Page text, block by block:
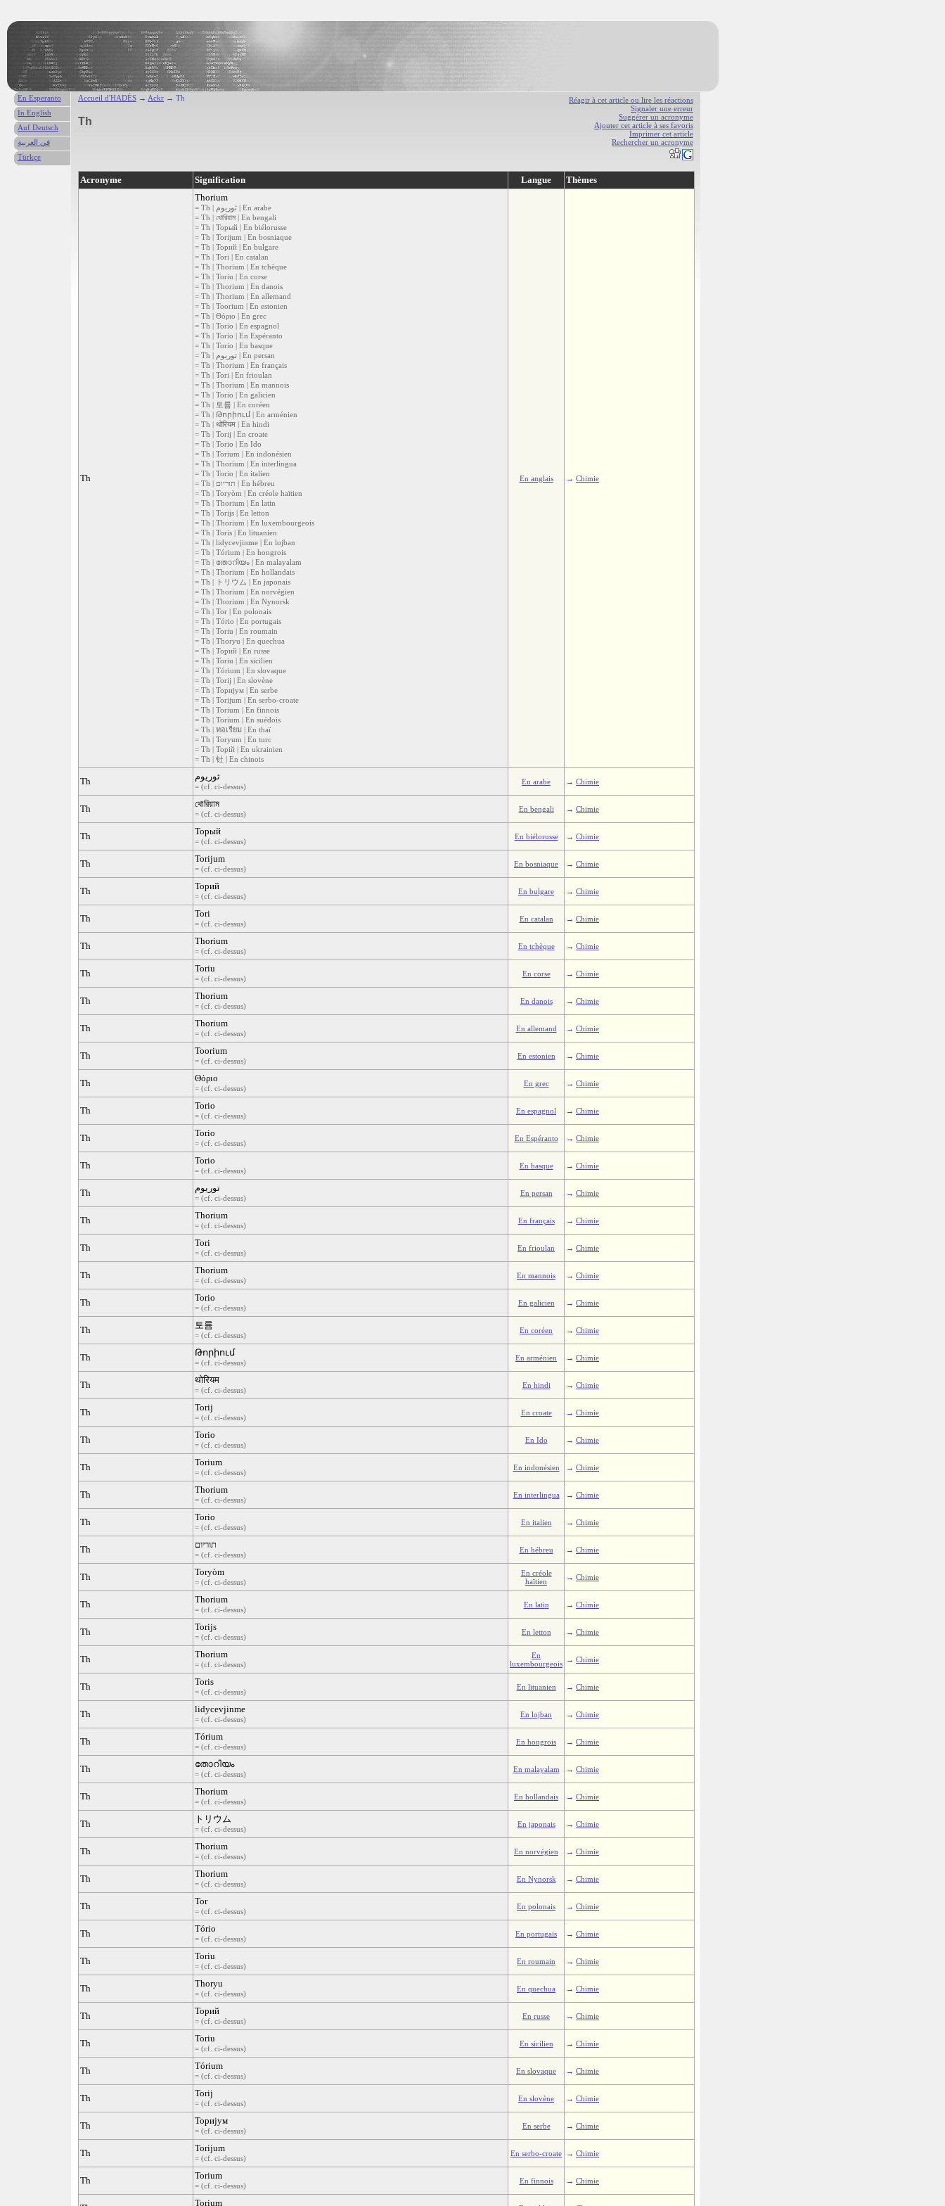
Réagir à cet article ou lire les réactions
Signaler une erreur
Suggérer un acronyme
Ajouter cet article à ses favoris
Imprimer cet article
Rechercher un acronyme
Accueil d'HADÈS → Ackr → Th
Th
Acronyme Signification Langue Thèmes
Th
Thorium
= Th | ثوريوم | En arabe
= Th | থোরিয়াম | En bengali
= Th | Торый | En biélorusse
= Th | Torijum | En bosniaque
= Th | Торий | En bulgare
= Th | Tori | En catalan
= Th | Thorium | En tchèque
= Th | Toriu | En corse
= Th | Thorium | En danois
= Th | Thorium | En allemand
= Th | Toorium | En estonien
= Th | Θόριο | En grec
= Th | Torio | En espagnol
= Th | Torio | En Espéranto
= Th | Torio | En basque
= Th | توریوم | En persan
= Th | Thorium | En français
= Th | Tori | En frioulan
= Th | Thorium | En mannois
= Th | Torio | En galicien
= Th | 토륨 | En coréen
= Th | Թորիում | En arménien
= Th | थोरियम | En hindi
= Th | Torij | En croate
= Th | Torio | En Ido
= Th | Torium | En indonésien
= Th | Thorium | En interlingua
= Th | Torio | En italien
= Th | תוריום | En hébreu
= Th | Toryòm | En créole haïtien
= Th | Thorium | En latin
= Th | Torijs | En letton
= Th | Thorium | En luxembourgeois
= Th | Toris | En lituanien
= Th | lidycevjinme | En lojban
= Th | Tórium | En hongrois
= Th | തോറിയം | En malayalam
= Th | Thorium | En hollandais
= Th | トリウム | En japonais
= Th | Thorium | En norvégien
= Th | Thorium | En Nynorsk
= Th | Tor | En polonais
= Th | Tório | En portugais
= Th | Toriu | En roumain
= Th | Thoryu | En quechua
= Th | Торий | En russe
= Th | Toriu | En sicilien
= Th | Tórium | En slovaque
= Th | Torij | En slovène
= Th | Торијум | En serbe
= Th | Torijum | En serbo-croate
= Th | Torium | En finnois
= Th | Torium | En suédois
= Th | ทอเรียม | En thaï
= Th | Toryum | En turc
= Th | Торій | En ukrainien
= Th | 钍 | En chinois
En anglais → Chimie
Th ثوريوم
= (cf. ci-dessus)
En arabe → Chimie
Th থোরিয়াম
= (cf. ci-dessus)
En bengali → Chimie
Th Торый
= (cf. ci-dessus)
En biélorusse → Chimie
Th Torijum
= (cf. ci-dessus)
En bosniaque → Chimie
Th Торий
= (cf. ci-dessus)
En bulgare → Chimie
Th Tori
= (cf. ci-dessus)
En catalan → Chimie
Th Thorium
= (cf. ci-dessus)
En tchèque → Chimie
Th Toriu
= (cf. ci-dessus)
En corse → Chimie
Th Thorium
= (cf. ci-dessus)
En danois → Chimie
Th Thorium
= (cf. ci-dessus)
En allemand → Chimie
Th Toorium
= (cf. ci-dessus)
En estonien → Chimie
Th Θόριο
= (cf. ci-dessus)
En grec → Chimie
Th Torio
= (cf. ci-dessus)
En espagnol → Chimie
Th Torio
= (cf. ci-dessus)
En Espéranto → Chimie
Th Torio
= (cf. ci-dessus)
En basque → Chimie
Th توریوم
= (cf. ci-dessus)
En persan → Chimie
Th Thorium
= (cf. ci-dessus)
En français → Chimie
Th Tori
= (cf. ci-dessus)
En frioulan → Chimie
Th Thorium
= (cf. ci-dessus)
En mannois → Chimie
Th Torio
= (cf. ci-dessus)
En galicien → Chimie
Th 토륨
= (cf. ci-dessus)
En coréen → Chimie
Th Թորիում
= (cf. ci-dessus)
En arménien → Chimie
Th थोरियम
= (cf. ci-dessus)
En hindi → Chimie
Th Torij
= (cf. ci-dessus)
En croate → Chimie
Th Torio
= (cf. ci-dessus)
En Ido → Chimie
Th Torium
= (cf. ci-dessus)
En indonésien → Chimie
Th Thorium
= (cf. ci-dessus)
En interlingua → Chimie
Th Torio
= (cf. ci-dessus)
En italien → Chimie
Th תוריום
= (cf. ci-dessus)
En hébreu → Chimie
Th Toryòm
= (cf. ci-dessus)
En créole
haïtien
→ Chimie
Th Thorium
= (cf. ci-dessus)
En latin → Chimie
Th Torijs
= (cf. ci-dessus)
En letton → Chimie
Th Thorium
= (cf. ci-dessus)
En
luxembourgeois → Chimie
Th Toris
= (cf. ci-dessus)
En lituanien → Chimie
Th lidycevjinme
= (cf. ci-dessus)
En lojban → Chimie
Th Tórium
= (cf. ci-dessus)
En hongrois → Chimie
Th തോറിയം
= (cf. ci-dessus)
En malayalam → Chimie
Th Thorium
= (cf. ci-dessus)
En hollandais → Chimie
Th トリウム
= (cf. ci-dessus)
En japonais → Chimie
Th Thorium
= (cf. ci-dessus)
En norvégien → Chimie
Th Thorium
= (cf. ci-dessus)
En Nynorsk → Chimie
Th Tor
= (cf. ci-dessus)
En polonais → Chimie
Th Tório
= (cf. ci-dessus)
En portugais → Chimie
Th Toriu
= (cf. ci-dessus)
En roumain → Chimie
Th Thoryu
= (cf. ci-dessus)
En quechua → Chimie
Th Торий
= (cf. ci-dessus)
En russe → Chimie
Th Toriu
= (cf. ci-dessus)
En sicilien → Chimie
Th Tórium
= (cf. ci-dessus)
En slovaque → Chimie
Th Torij
= (cf. ci-dessus)
En slovène → Chimie
Th Торијум
= (cf. ci-dessus)
En serbe → Chimie
Th Torijum
= (cf. ci-dessus)
En serbo-croate → Chimie
Th Torium
= (cf. ci-dessus)
En finnois → Chimie
Torium
En Esperanto
In English
Auf Deutsch
في العربية
Türkçe